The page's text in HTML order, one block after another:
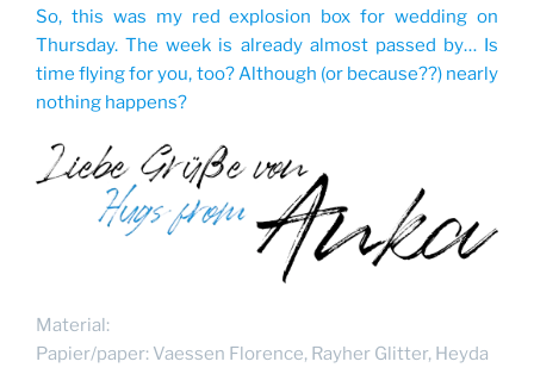
So, this was my red explosion box for wedding on
Thursday. The week is already almost passed by… Is
time flying for you, too? Although (or because??) nearly
nothing happens?
Material:
Papier/paper: Vaessen Florence, Rayher Glitter, Heyda